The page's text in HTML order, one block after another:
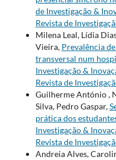
de Investigação &
Revista de
Milena Leal, Lídia
Vieira, Prevalência
transversal num
Investigação &
Revista de
Guilherme António ,
Silva, Pedro Gaspar,
prática dos
Investigação &
Revista de
Andreia Alves,